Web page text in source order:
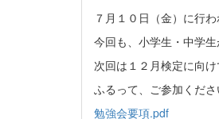
７月１０日（金）に行
今回も、小学生・中学
次回は１２月検定に向
ふるって、ご参加くだ
勉強会要項.pdf